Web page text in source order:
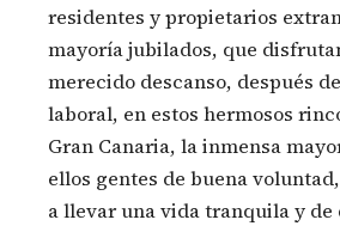
residentes y propietarios
mayoría jubilados, que
merecido descanso, después
laboral, en estos hermosos
Gran Canaria, la inmensa
ellos gentes de buena
a llevar una vida tranquila y de